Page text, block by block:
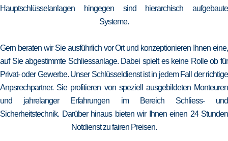
Hauptschlüsselanlagen hingegen sind hierarchisch aufgebaute
Systeme.
Gern beraten wir Sie ausführlich vor Ort und konzeptionieren Ihnen eine,
auf Sie abgestimmte Schliessanlage. Dabei spielt es keine Rolle ob für
Privat- oder Gewerbe. Unser Schlüsseldienst ist in jedem Fall der richtige
Anpsrechpartner. Sie profitieren von speziell ausgebildeten Monteuren
und jahrelanger Erfahrungen im Bereich Schliess- und
Sicherheitstechnik. Darüber hinaus bieten wir Ihnen einen 24 Stunden
Notdienst zu fairen Preisen.